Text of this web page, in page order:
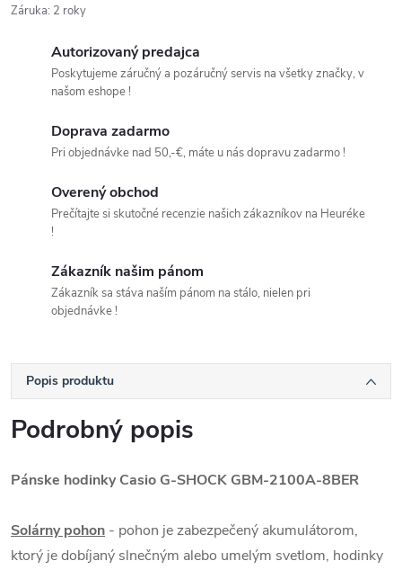
Záruka: 2 roky
Autorizovaný predajca
Poskytujeme záručný a pozáručný servis na všetky značky, v
našom eshope !
Doprava zadarmo
Pri objednávke nad 50,-€, máte u nás dopravu zadarmo !
Overený obchod
Prečítajte si skutočné recenzie našich zákazníkov na Heuréke
!
Zákazník našim pánom
Zákazník sa stáva naším pánom na stálo, nielen pri
objednávke !
Popis produktu
Podrobný popis
Pánske hodinky Casio G-SHOCK GBM-2100A-8BER
Solárny pohon - pohon je zabezpečený akumulátorom,
ktorý je dobíjaný slnečným alebo umelým svetlom, hodinky